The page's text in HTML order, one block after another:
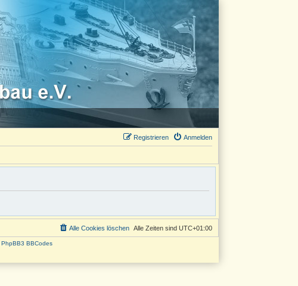
Anmelden
Registrieren
Alle Zeiten sind UTC+01:00
Alle Cookies löschen
PhpBB3 BBCodes